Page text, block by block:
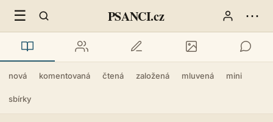
☰ PSANCI.cz ⋯
nová komentovaná čtená založená mluvená mini
sbírky